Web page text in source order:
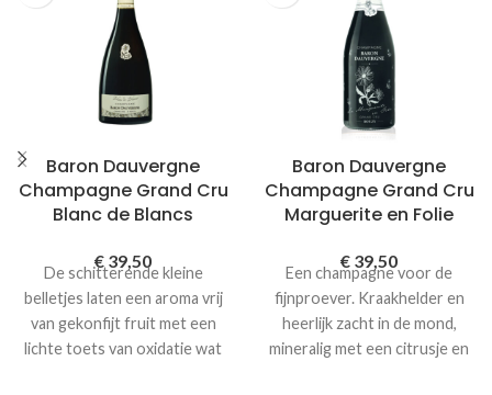
Baron Dauvergne
Champagne Grand Cru
Blanc de Blancs
€ 39,50
De schitterende kleine
belletjes laten een aroma vrij
van gekonfijt fruit met een
lichte toets van oxidatie wat
Baron Dauvergne
Champagne Grand Cru
Marguerite en Folie
€ 39,50
Een champagne voor de
fijnproever. Kraakhelder en
heerlijk zacht in de mond,
mineralig met een citrusje en